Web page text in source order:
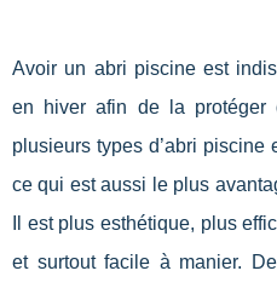
Avoir un abri piscine est
en hiver afin de la protéger
plusieurs types d’abri piscine
ce qui est aussi le plus
Il est plus esthétique, plus
et surtout facile à manier.